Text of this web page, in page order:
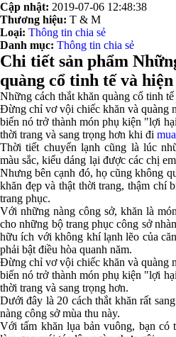
Cập nhật: 2019-07-06 12:48:38
Thương hiệu: T & M
Loại: Thông tin chia sẻ
Danh mục: Thông tin chia sẻ
Chi tiết sản phẩm
quàng cổ tinh tế và
Những cách thắt khăn quàng cổ tinh
Đừng chỉ vơ vội chiếc khăn và quàng
biến nó trở thành món phụ kiện "lợi
thời trang và sang trọng hơn khi đi
Thời tiết chuyển lạnh cũng là lúc
màu sắc, kiểu dáng lại được các chị
Nhưng bên cạnh đó, họ cũng không
khăn đẹp và thật thời trang, thậm chí
trang phục.
Với những nàng công sở, khăn là
cho những bộ trang phục công sở
hữu ích với không khí lạnh lẽo của
phải bật điều hòa quanh năm.
Đừng chỉ vơ vội chiếc khăn và quàng
biến nó trở thành món phụ kiện "lợi
thời trang và sang trọng hơn.
Dưới đây là 20 cách thắt khăn rất
nàng công sở mùa thu này.
Với tấm khăn lụa bản vuông, bạn có